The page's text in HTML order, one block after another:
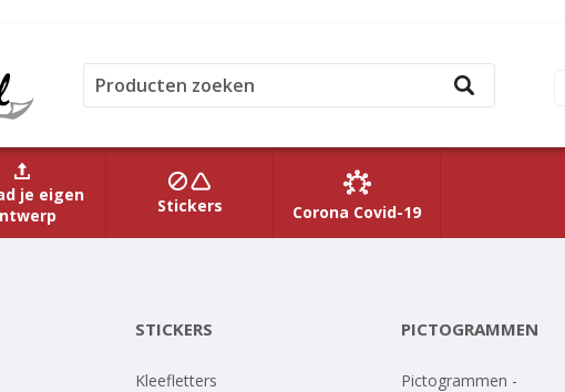
je eigen
Stickers Corona Covid-19
STICKERS
Kleefletters
PICTOGRAMMEN
Pictogrammen -